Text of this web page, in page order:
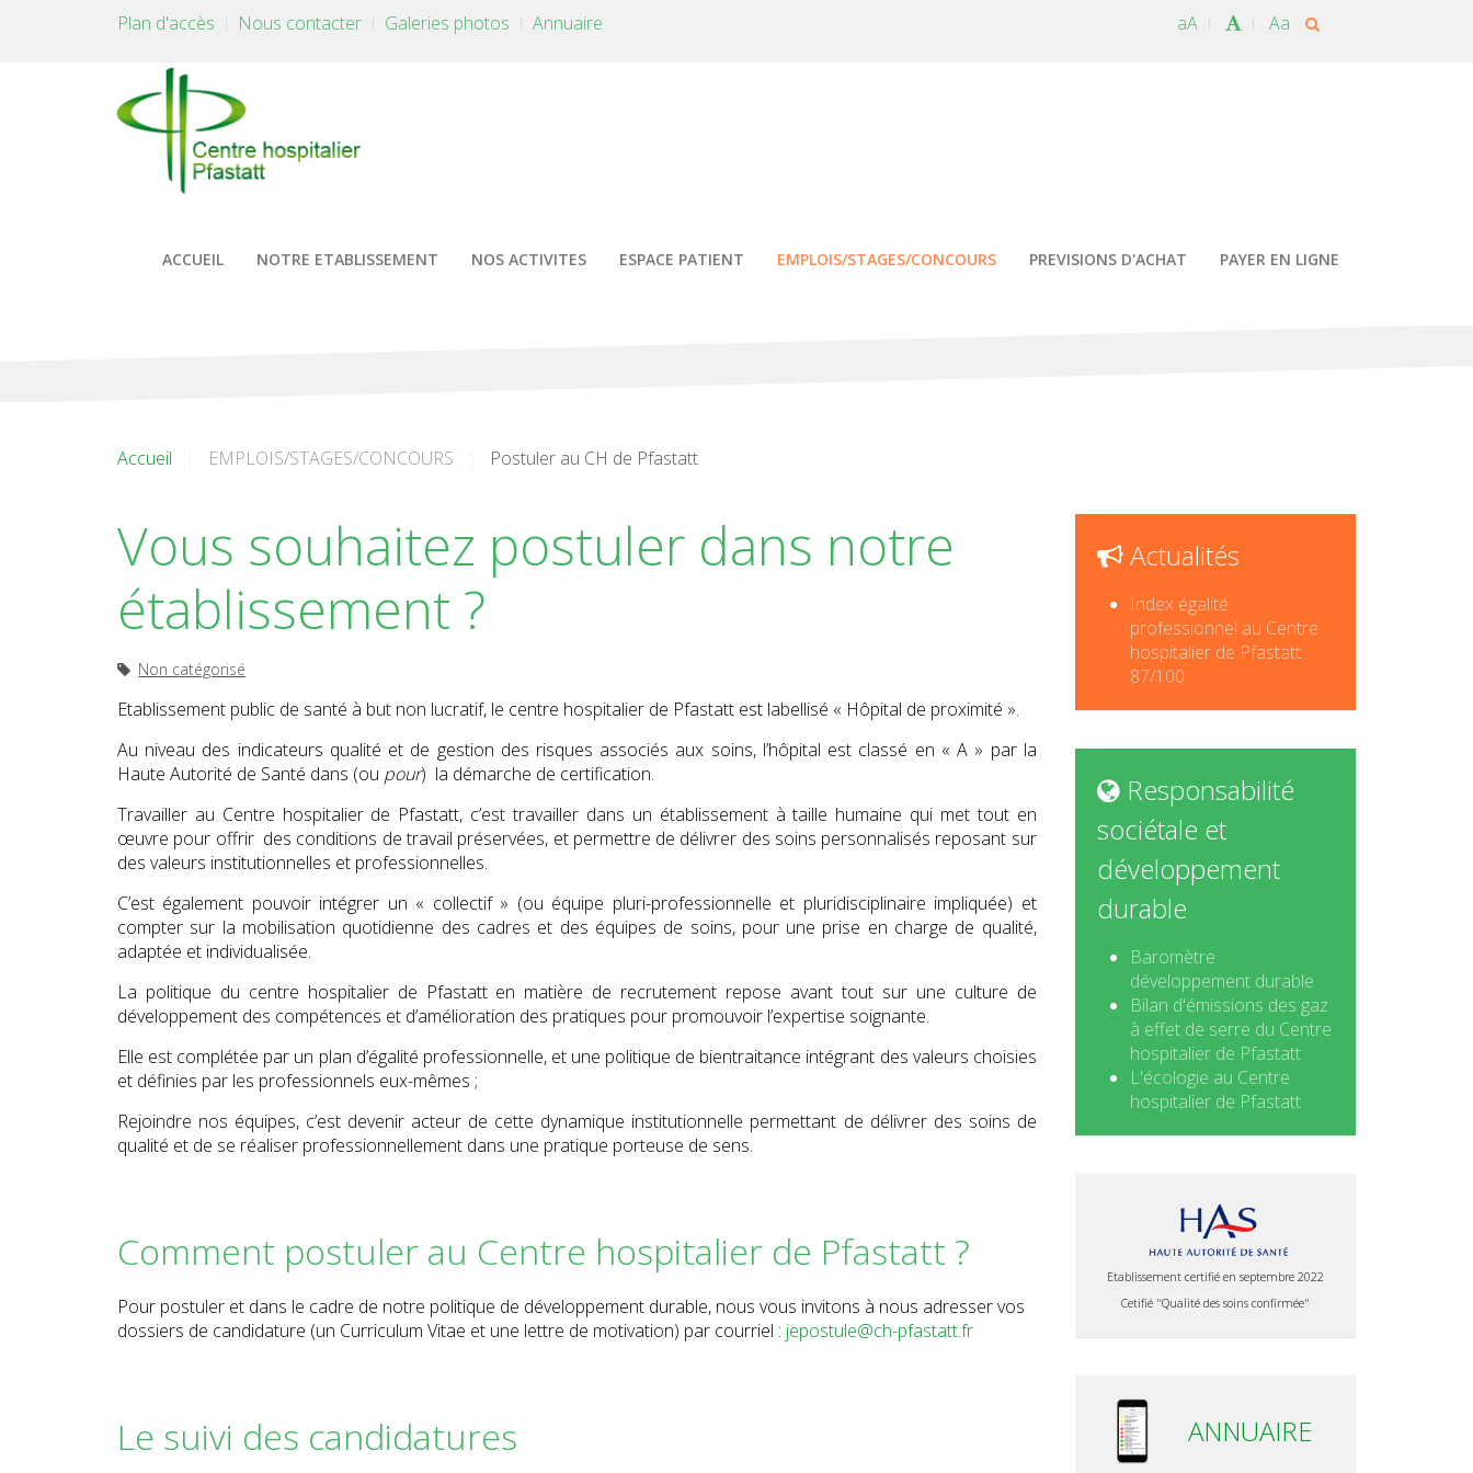
Plan d'accès Nous contacter Galeries photos Annuaire aA Aa
ACCUEIL NOTRE ETABLISSEMENT NOS ACTIVITES ESPACE PATIENT EMPLOIS/STAGES/CONCOURS PREVISIONS D'ACHAT PAYER EN LIGNE
Accueil EMPLOIS/STAGES/CONCOURS Postuler au CH de Pfastatt
Vous souhaitez postuler dans notre
établissement ?
Non catégorisé
Etablissement public de santé à but non lucratif, le centre hospitalier de Pfastatt est labellisé « Hôpital de proximité ».
Au niveau des indicateurs qualité et de gestion des risques associés aux soins, l’hôpital est classé en « A » par la
Haute Autorité de Santé dans (ou pour) la démarche de certification.
Travailler au Centre hospitalier de Pfastatt, c’est travailler dans un établissement à taille humaine qui met tout en
œuvre pour offrir des conditions de travail préservées, et permettre de délivrer des soins personnalisés reposant sur
des valeurs institutionnelles et professionnelles.
C’est également pouvoir intégrer un « collectif » (ou équipe pluri-professionnelle et pluridisciplinaire impliquée) et
compter sur la mobilisation quotidienne des cadres et des équipes de soins, pour une prise en charge de qualité,
adaptée et individualisée.
La politique du centre hospitalier de Pfastatt en matière de recrutement repose avant tout sur une culture de
développement des compétences et d’amélioration des pratiques pour promouvoir l’expertise soignante.
Elle est complétée par un plan d’égalité professionnelle, et une politique de bientraitance intégrant des valeurs choisies
et définies par les professionnels eux-mêmes ;
Rejoindre nos équipes, c’est devenir acteur de cette dynamique institutionnelle permettant de délivrer des soins de
qualité et de se réaliser professionnellement dans une pratique porteuse de sens.
Comment postuler au Centre hospitalier de Pfastatt ?
Pour postuler et dans le cadre de notre politique de développement durable, nous vous invitons à nous adresser vos
dossiers de candidature (un Curriculum Vitae et une lettre de motivation) par courriel : jepostule@ch-pfastatt.fr
Le suivi des candidatures
Actualités
Index égalité
professionnel au Centre
hospitalier de Pfastatt
87/100
Responsabilité
sociétale et
développement
durable
Baromètre
développement durable
Bilan d'émissions des gaz
à effet de serre du Centre
hospitalier de Pfastatt
L'écologie au Centre
hospitalier de Pfastatt
Etablissement certifié en septembre 2022
Cetifié "Qualité des soins confirmée"
ANNUAIRE